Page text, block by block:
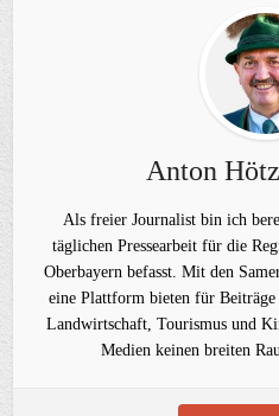
Anton
Als freier Journalist bin ich
täglichen Pressearbeit für die
Oberbayern befasst. Mit den
eine Plattform bieten für Beiträge
Landwirtschaft, Tourismus und
Medien keinen breiten